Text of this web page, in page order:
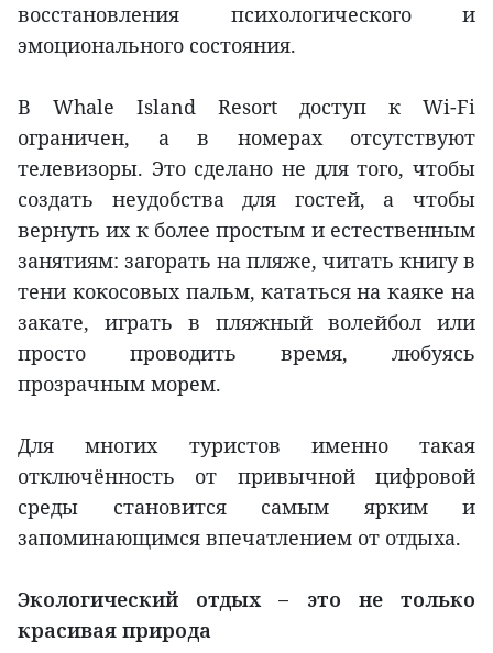
восстановления психологического и
эмоционального состояния.
В Whale Island Resort доступ к Wi-Fi
ограничен, а в номерах отсутствуют
телевизоры. Это сделано не для того, чтобы
создать неудобства для гостей, а чтобы
вернуть их к более простым и естественным
занятиям: загорать на пляже, читать книгу в
тени кокосовых пальм, кататься на каяке на
закате, играть в пляжный волейбол или
просто проводить время, любуясь
прозрачным морем.
Для многих туристов именно такая
отключённость от привычной цифровой
среды становится самым ярким и
запоминающимся впечатлением от отдыха.
Экологический отдых – это не только
красивая природа